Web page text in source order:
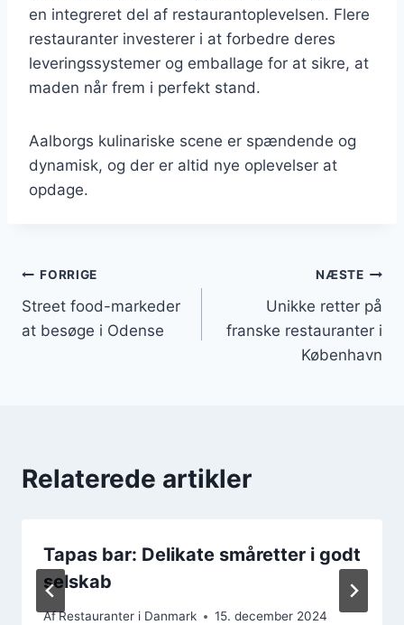
en integreret del af restaurantoplevelsen. Flere
restauranter investerer i at forbedre deres
leveringssystemer og emballage for at sikre, at
maden når frem i perfekt stand.
Aalborgs kulinariske scene er spændende og
dynamisk, og der er altid nye oplevelser at
opdage.
Indlægsnavigation
FORRIGE
Street food-markeder
at besøge i Odense
NÆSTE
Unikke retter på
franske restauranter i
København
Relaterede artikler
Tapas bar: Delikate småretter i godt
selskab
AfRestauranter i Danmark 15. december 2024